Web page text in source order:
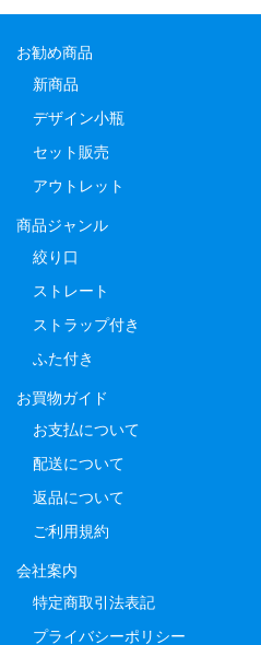
お勧め商品
新商品
デザイン小瓶
セット販売
アウトレット
商品ジャンル
絞り口
ストレート
ストラップ付き
ふた付き
お買物ガイド
お支払について
配送について
返品について
ご利用規約
会社案内
特定商取引法表記
プライバシーポリシー